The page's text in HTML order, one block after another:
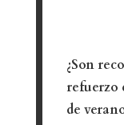
¿Son
refuerzo
de